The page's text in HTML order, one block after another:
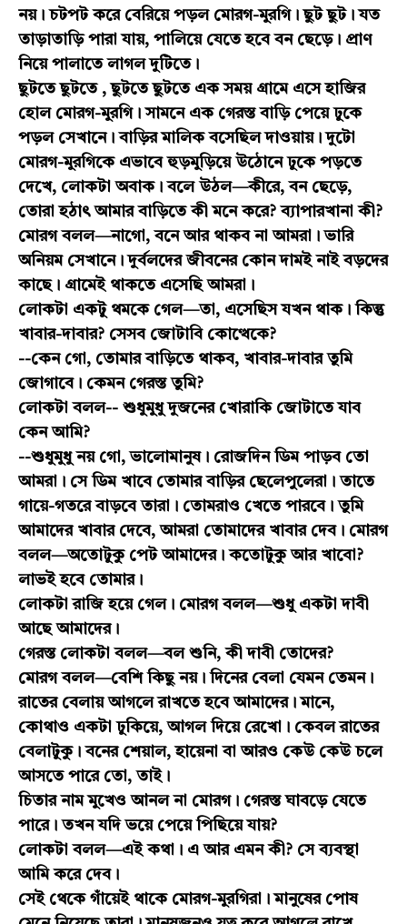
নয়। চটপট করে বেরিয়ে পড়ল মোরগ-মুরগি। ছুট ছুট। যত
তাড়াতাড়ি পারা যায়, পালিয়ে যেতে হবে বন ছেড়ে। প্রাণ
নিয়ে পালাতে লাগল দুটিতে।
ছুটতে ছুটতে , ছুটতে ছুটতে এক সময় গ্রামে এসে হাজির
হোল মোরগ-মুরগি। সামনে এক গেরস্ত বাড়ি পেয়ে ঢুকে
পড়ল সেখানে। বাড়ির মালিক বসেছিল দাওয়ায়। দুটো
মোরগ-মুরগিকে এভাবে হুড়মুড়িয়ে উঠোনে ঢুকে পড়তে
দেখে, লোকটা অবাক। বলে উঠল—কীরে, বন ছেড়ে,
তোরা হঠাৎ আমার বাড়িতে কী মনে করে? ব্যাপারখানা কী?
মোরগ বলল—নাগো, বনে আর থাকব না আমরা। ভারি
অনিয়ম সেখানে। দুর্বলদের জীবনের কোন দামই নাই বড়দের
কাছে। গ্রামেই থাকতে এসেছি আমরা।
লোকটা একটু থমকে গেল—তা, এসেছিস যখন থাক। কিন্তু
খাবার-দাবার? সেসব জোটাবি কোত্থেকে?
--কেন গো, তোমার বাড়িতে থাকব, খাবার-দাবার তুমি
জোগাবে। কেমন গেরস্ত তুমি?
লোকটা বলল-- শুধুমুধু দুজনের খোরাকি জোটাতে যাব
কেন আমি?
--শুধুমুধু নয় গো, ভালোমানুষ। রোজদিন ডিম পাড়ব তো
আমরা। সে ডিম খাবে তোমার বাড়ির ছেলেপুলেরা। তাতে
গায়ে-গতরে বাড়বে তারা। তোমরাও খেতে পারবে। তুমি
আমাদের খাবার দেবে, আমরা তোমাদের খাবার দেব। মোরগ
বলল—অতোটুকু পেট আমাদের। কতোটুকু আর খাবো?
লাভই হবে তোমার।
লোকটা রাজি হয়ে গেল। মোরগ বলল—শুধু একটা দাবী
আছে আমাদের।
গেরস্ত লোকটা বলল—বল শুনি, কী দাবী তোদের?
মোরগ বলল—বেশি কিছু নয়। দিনের বেলা যেমন তেমন।
রাতের বেলায় আগলে রাখতে হবে আমাদের। মানে,
কোথাও একটা ঢুকিয়ে, আগল দিয়ে রেখো। কেবল রাতের
বেলাটুকু। বনের শেয়াল, হায়েনা বা আরও কেউ কেউ চলে
আসতে পারে তো, তাই।
চিতার নাম মুখেও আনল না মোরগ। গেরস্ত ঘাবড়ে যেতে
পারে। তখন যদি ভয়ে পেয়ে পিছিয়ে যায়?
লোকটা বলল—এই কথা। এ আর এমন কী? সে ব্যবস্থা
আমি করে দেব।
সেই থেকে গাঁয়েই থাকে মোরগ-মুরগিরা। মানুষের পোষ